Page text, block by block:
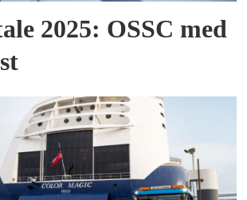
2025: OSSC med